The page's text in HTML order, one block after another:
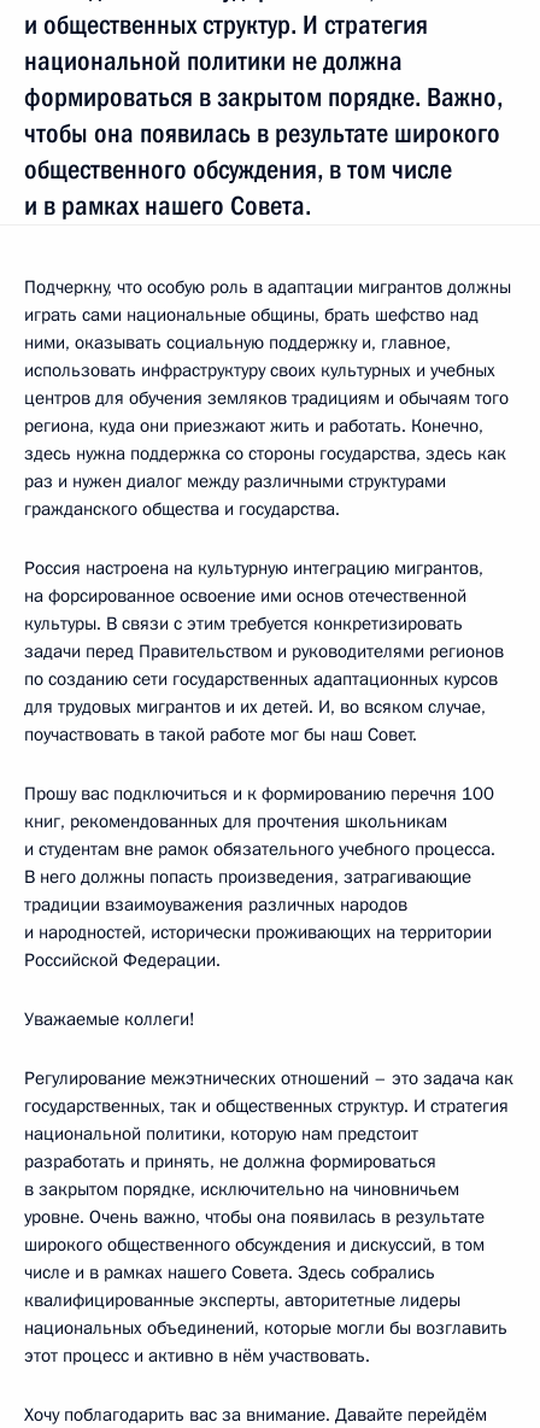
и общественных структур. И стратегия
национальной политики не должна
формироваться в закрытом порядке. Важно,
чтобы она появилась в результате широкого
общественного обсуждения, в том числе
и в рамках нашего Совета.
Подчеркну, что особую роль в адаптации мигрантов должны
играть сами национальные общины, брать шефство над
ними, оказывать социальную поддержку и, главное,
использовать инфраструктуру своих культурных и учебных
центров для обучения земляков традициям и обычаям того
региона, куда они приезжают жить и работать. Конечно,
здесь нужна поддержка со стороны государства, здесь как
раз и нужен диалог между различными структурами
гражданского общества и государства.
Россия настроена на культурную интеграцию мигрантов,
на форсированное освоение ими основ отечественной
культуры. В связи с этим требуется конкретизировать
задачи перед Правительством и руководителями регионов
по созданию сети государственных адаптационных курсов
для трудовых мигрантов и их детей. И, во всяком случае,
поучаствовать в такой работе мог бы наш Совет.
Прошу вас подключиться и к формированию перечня 100
книг, рекомендованных для прочтения школьникам
и студентам вне рамок обязательного учебного процесса.
В него должны попасть произведения, затрагивающие
традиции взаимоуважения различных народов
и народностей, исторически проживающих на территории
Российской Федерации.
Уважаемые коллеги!
Регулирование межэтнических отношений – это задача как
государственных, так и общественных структур. И стратегия
национальной политики, которую нам предстоит
разработать и принять, не должна формироваться
в закрытом порядке, исключительно на чиновничьем
уровне. Очень важно, чтобы она появилась в результате
широкого общественного обсуждения и дискуссий, в том
числе и в рамках нашего Совета. Здесь собрались
квалифицированные эксперты, авторитетные лидеры
национальных объединений, которые могли бы возглавить
этот процесс и активно в нём участвовать.
Хочу поблагодарить вас за внимание. Давайте перейдём